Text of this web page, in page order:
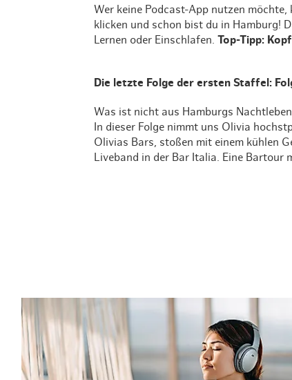
Wer keine Podcast-App nutzen
klicken und schon bist du in Hamburg!
Lernen oder Einschlafen.Top-Tipp:
Die letzte Folge der ersten Staffel:
Was ist nicht aus Hamburgs
In dieser Folge nimmt uns Olivia
Olivias Bars, stoßen mit einem kühlen
Liveband in der Bar Italia. Eine